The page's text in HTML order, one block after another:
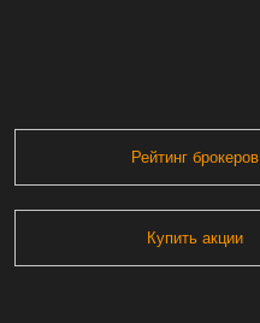
Рейтинг брокеров
Купить акции